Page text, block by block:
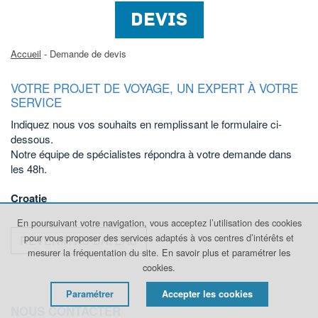
DEVIS
Accueil - Demande de devis
VOTRE PROJET DE VOYAGE, UN EXPERT À VOTRE
SERVICE
Indiquez nous vos souhaits en remplissant le formulaire ci-
dessous.
Notre équipe de spécialistes répondra à votre demande dans
les 48h.
Croatie
REVENIR AU BATEAU
NOUS CONTACTER
En poursuivant votre navigation, vous acceptez l’utilisation des cookies
pour vous proposer des services adaptés à vos centres d’intérêts et
mesurer la fréquentation du site. En savoir plus et paramétrer les
cookies.
Paramétrer Accepter les cookies